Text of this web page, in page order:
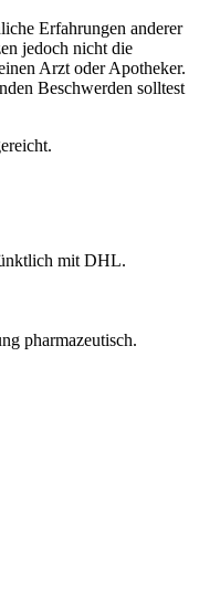
Erfahrungen anderer
jedoch nicht die
Arzt oder Apotheker.
Beschwerden solltest
mit DHL.
pharmazeutisch.